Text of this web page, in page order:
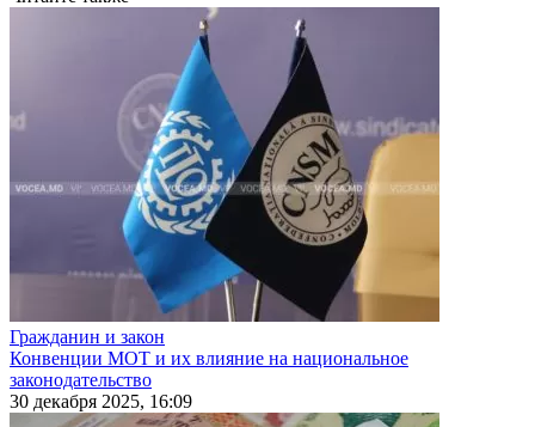
Гражданин и закон
Конвенции МОТ и их влияние на национальное
законодательство
30 декабря 2025, 16:09